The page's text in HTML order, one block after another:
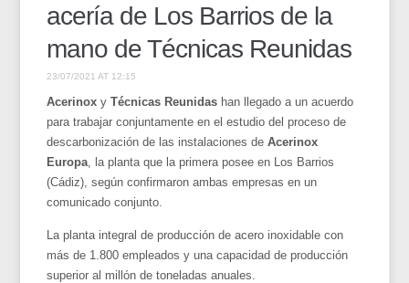
acería de Los Barrios de la
mano de Técnicas Reunidas
23/07/2021 AT 12:15
Acerinox yTécnicas Reunidas han llegado a un acuerdo
para trabajar conjuntamente en el estudio del proceso de
descarbonización de las instalaciones deAcerinox
Europa , la planta que la primera posee en Los Barrios
(Cádiz), según confirmaron ambas empresas en un
comunicado conjunto.
La planta integral de producción de acero inoxidable con
más de 1.800 empleados y una capacidad de producción
superior al millón de toneladas anuales.